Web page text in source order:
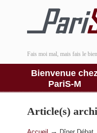
Fais moi mal, mais fais le
Bienvenue
PariS-M
Article(s)
→